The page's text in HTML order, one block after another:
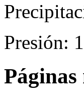
Presión:
Páginas